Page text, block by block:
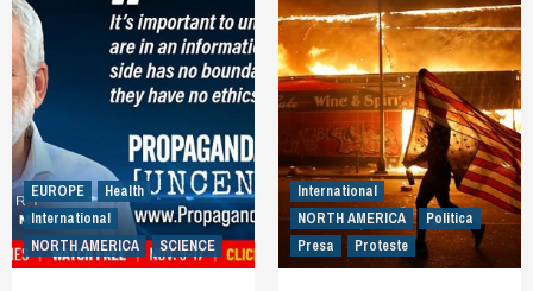
EUROPE
Health
International
NORTH AMERICA
SCIENCE
International
NORTH AMERICA
Politica
Presa
Proteste